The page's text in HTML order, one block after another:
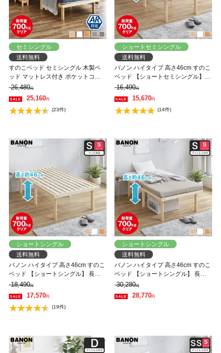
セミシングル
送料無料
すのこベッド セミシングル 木製ベ
ッド マットレス付き ポケットコイ
ルマットレス ふつう 組立簡単 ヘッ
ドレス 一人暮らし 北欧 低ホルムア
ルデヒド バノン【AR】
26,480円
25,160円
(23件)
ショートセミシングル
送料無料
バノン ハイタイプ 高さ46cm すのこ
ベッド 【ショートセミシングル】
長さ180cm 木製 ベッドフレーム 耐
荷重350kg 組立簡単 低ホルムアルデ
ヒド
16,490円
15,670円
(14件)
ショートシングル
送料無料
バノン ハイタイプ 高さ46cm すのこ
ベッド 【ショートシングル】 長さ
180cm 木製 ベッドフレーム 耐荷重
350kg 組立簡単 低ホルムアルデヒド
18,490円
17,570円
(19件)
ショートシングル
送料無料
バノン ハイタイプ 高さ46cm すのこ
ベッド 【ショートシングル】 長さ
180cm 木製 三つ折りウレタンマッ
トレス付き 耐荷重350kg 組立簡単
低ホルムアルデヒド
30,280円
28,770円